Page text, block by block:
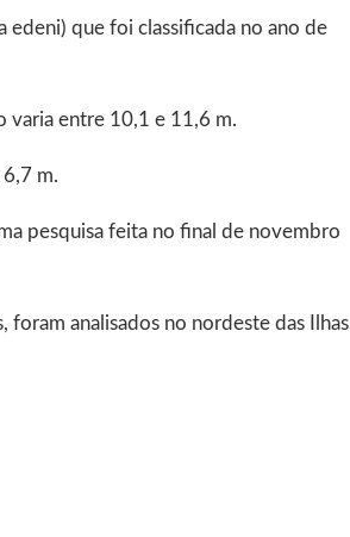
edeni) que foi classificada no ano de
varia entre 10,1 e 11,6 m.
​​m.
pesquisa feita no final de novembro
analisados no nordeste das Ilhas